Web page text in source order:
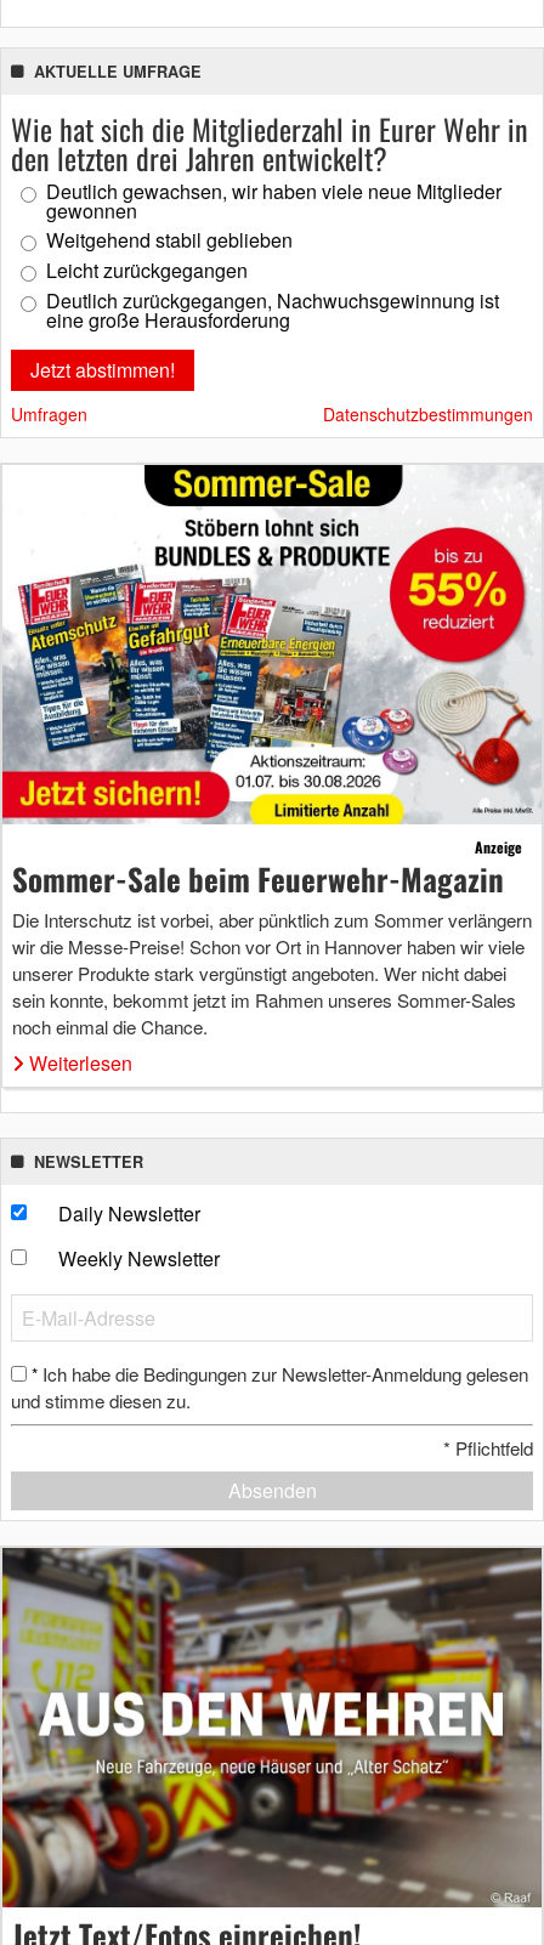
AKTUELLE UMFRAGE
Wie hat sich die Mitgliederzahl in Eurer Wehr in
den letzten drei Jahren entwickelt?
Deutlich gewachsen, wir haben viele neue Mitglieder
gewonnen
Weitgehend stabil geblieben
Leicht zurückgegangen
Deutlich zurückgegangen, Nachwuchsgewinnung ist
eine große Herausforderung
Umfragen Datenschutzbestimmungen
Anzeige
Sommer-Sale beim Feuerwehr-Magazin
Die Interschutz ist vorbei, aber pünktlich zum Sommer verlängern
wir die Messe-Preise! Schon vor Ort in Hannover haben wir viele
unserer Produkte stark vergünstigt angeboten. Wer nicht dabei
sein konnte, bekommt jetzt im Rahmen unseres Sommer-Sales
noch einmal die Chance.
Weiterlesen
NEWSLETTER
Daily Newsletter
Weekly Newsletter
* Ich habe die Bedingungen zur Newsletter-Anmeldung gelesen
und stimme diesen zu.
* Pflichtfeld
Absenden
Jetzt Text/Fotos einreichen!